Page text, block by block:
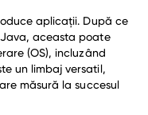
aplicații. După ce
aceasta poate
(OS), incluzând
un limbaj versatil,
măsură la succesul